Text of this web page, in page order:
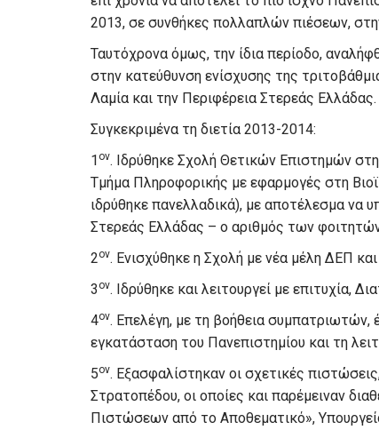
2013, σε συνθήκες πολλαπλών πιέσεων,
Ταυτόχρονα όμως, την ίδια περίοδο,
στην κατεύθυνση ενίσχυσης της
Λαμία και την Περιφέρεια Στερεάς Ελλάδας.
Συγκεκριμένα τη διετία 2013-2014:
1 ον. Ιδρύθηκε Σχολή Θετικών Επιστημών
Τμήμα Πληροφορικής με εφαρμογές στη
ιδρύθηκε πανελλαδικά), με αποτέλεσμα να
Στερεάς Ελλάδας – ο αριθμός των
2ον. Ενισχύθηκε η Σχολή με νέα μέλη ΔΕΠ
3 ον. Ιδρύθηκε και λειτουργεί με επιτυχία,
4ον. Επελέγη, με τη βοήθεια
εγκατάσταση του Πανεπιστημίου και τη
5ον. Εξασφαλίστηκαν οι σχετικές
Στρατοπέδου, οι οποίες και παρέμειναν
Πιστώσεων από το Αποθεματικό»,